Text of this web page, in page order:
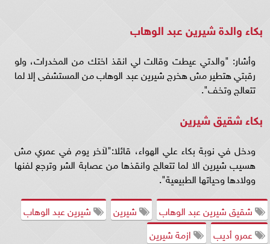
بكاء والدة شيرين عبد الوهاب
وأشار: "والدتي عيطت وقالت لي انقذ اختك من المخدرات، ولو
رقبتي هتطير مش هخرج شيرين عبد الوهاب من المستشفى إلا لما
تتعالج وتخف".
بكاء شقيق شيرين
ودخل في نوبة بكاء علي الهواء، قائلا:"لاَخر يوم في عمري مش
هسيب شيرين الا لما تتعالج وانقذها من عصابة الشر وترجع لفنها
وولادها وحياتها الطبيعية".
شقيق شيرين عبد الوهاب
شيرين
شيرين عبد الوهاب
عمرو أديب
ازمة شيرين